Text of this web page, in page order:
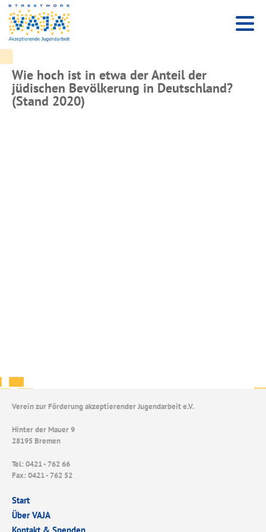
Wie hoch ist in etwa der Anteil der
jüdischen Bevölkerung in Deutschland?
(Stand 2020)
Verein zur Förderung akzeptierender Jugendarbeit e.V.
Hinter der Mauer 9
28195 Bremen
Tel: 0421 - 762 66
Fax: 0421 - 762 52
Start
Über VAJA